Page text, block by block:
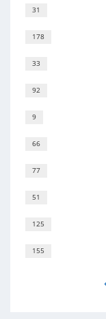
31
178
33
92
9
66
77
51
125
155